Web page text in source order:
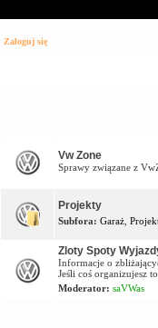
Zaloguj się
Vw Zone
Sprawy związane z
Projekty
Subfora: Garaż
Zloty Spoty
Informacje o
Jeśli coś organizujesz
Moderator: saVWas